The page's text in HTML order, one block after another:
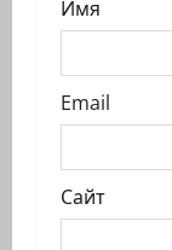
Имя
Email
Сайт